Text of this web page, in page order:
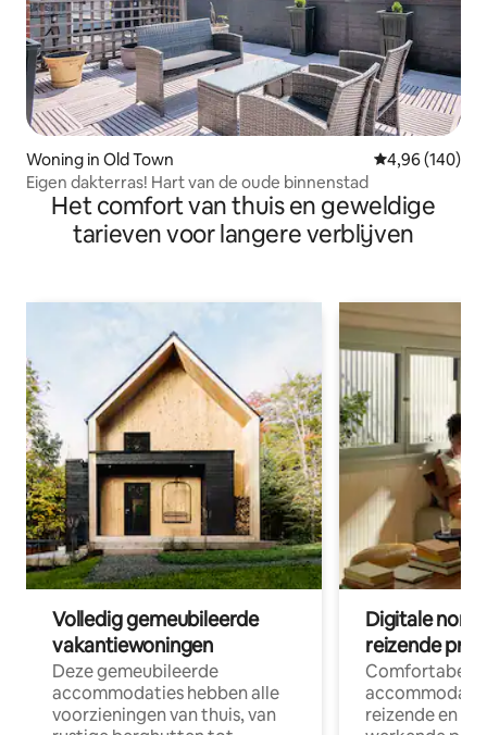
Woning in Old Town Gemiddelde
4,96 (140)
Eigen dakterras! Hart van de oude binnenstad
Het comfort van thuis en geweldige
tarieven voor langere verblijven
Volledig gemeubileerde
vakantiewoningen
Deze gemeubileerde
accommodaties hebben alle
voorzieningen van thuis, van
Digitale
reizende
Comfortabele
reizende en